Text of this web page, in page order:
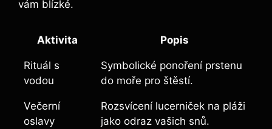
vám blízké.
Aktivita Popis
Rituál s
vodou
Symbolické ponoření prstenu
do moře pro štěstí.
Večerní
oslavy
Rozsvícení lucerniček na pláži
jako odraz vašich snů.